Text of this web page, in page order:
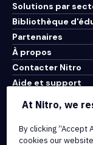
Solutions par
Bibliothèque
Partenaires
À propos
Contacter Nitro
Aide et support
Conditions
Politique de cookies
At Nitro, we
By clicking “Accept
cookies our